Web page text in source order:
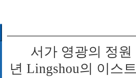
서가 영광의 정
년 Lingshou의 이스